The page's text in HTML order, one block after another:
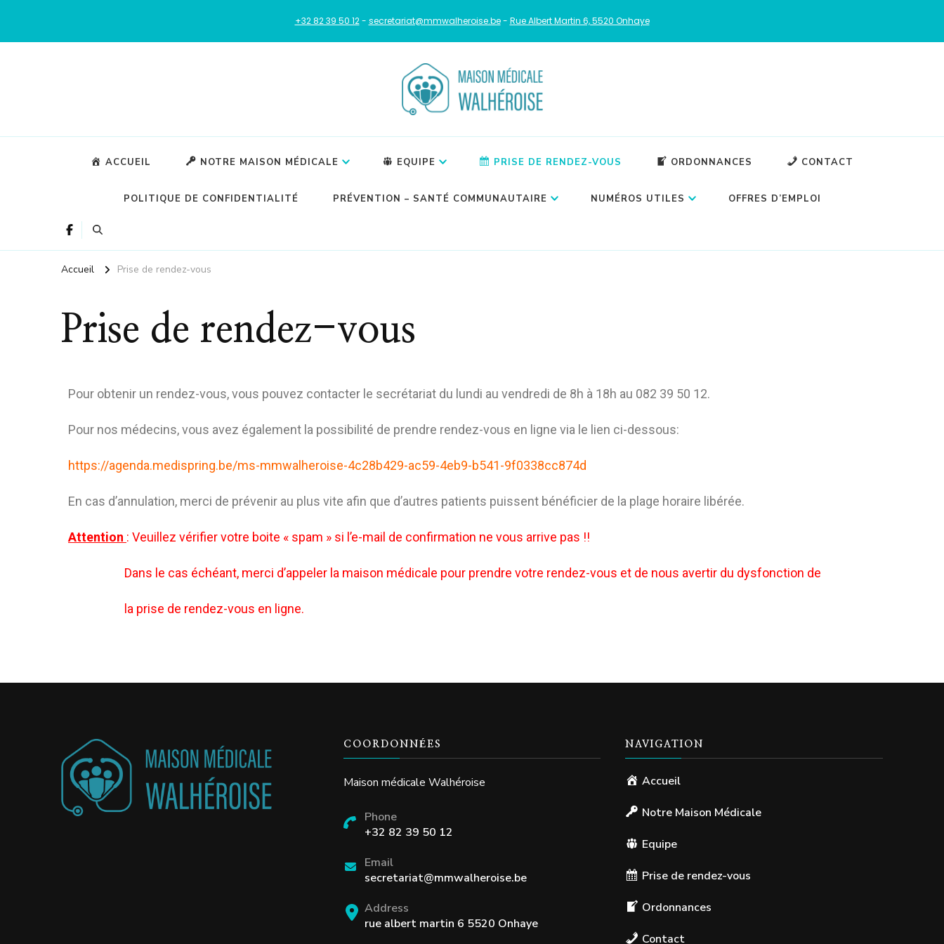
ACCUEIL NOTRE MAISON MÉDICALE EQUIPE PRISE DE RENDEZ-VOUS ORDONNANCES CONTACT
POLITIQUE DE CONFIDENTIALITÉ PRÉVENTION – SANTÉ COMMUNAUTAIRE NUMÉROS UTILES OFFRES D’EMPLOI
Accueil Prise de rendez-vous
Prise de rendez-vous
Pour obtenir un rendez-vous, vous pouvez contacter le secrétariat du lundi au vendredi de 8h à 18h au 082 39 50 12.
Pour nos médecins, vous avez également la possibilité de prendre rendez-vous en ligne via le lien ci-dessous:
https://agenda.medispring.be/ms-mmwalheroise-4c28b429-ac59-4eb9-b541-9f0338cc874d
En cas d’annulation, merci de prévenir au plus vite afin que d’autres patients puissent bénéficier de la plage horaire libérée.
Attention : Veuillez vérifier votre boite « spam » si l’e-mail de confirmation ne vous arrive pas !!
Dans le cas échéant, merci d’appeler la maison médicale pour prendre votre rendez-vous et de nous avertir du dysfonction de
la prise de rendez-vous en ligne.
COORDONNÉES
Maison médicale Walhéroise
Phone
+32 82 39 50 12
Email
secretariat@mmwalheroise.be
Address
rue albert martin 6 5520 Onhaye
NAVIGATION
Accueil
Notre Maison Médicale
Equipe
Prise de rendez-vous
Ordonnances
Contact
+32 82 39 50 12- secretariat@mmwalheroise.be- Rue Albert Martin 6, 5520 Onhaye